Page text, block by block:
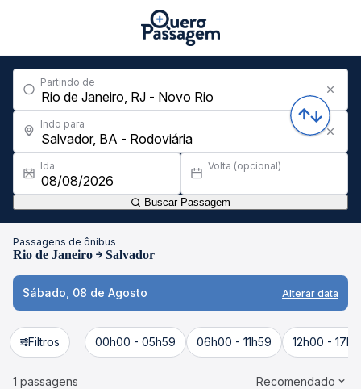
Partindo de
Indo para
Ida Volta (opcional)
Buscar Passagem
Passagens de ônibus
Rio de Janeiro Salvador
Sábado, 08 de Agosto Alterar data
Filtros 00h00 - 05h59 06h00 - 11h59 12h00 -
1 passagens Recomendado